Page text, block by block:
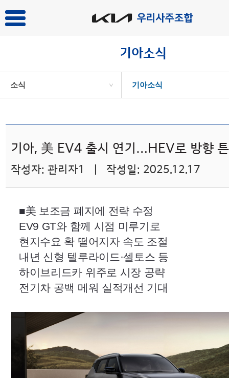
기아소식
소식 > 기아소식
기아, 美 EV4 출시 연기…HEV로 방향
작성자: 관리자1 | 작성일: 2025.12.17
■美 보조금 폐지에 전략 수정
EV9 GT와 함께 시점 미루기로
현지수요 확 떨어지자 속도 조절
내년 신형 텔루라이드·셀토스 등
하이브리드카 위주로 시장 공략
전기차 공백 메워 실적개선 기대